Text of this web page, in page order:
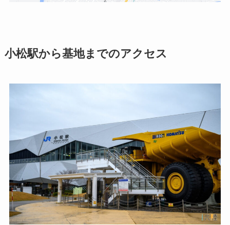
小松駅から基地までのアクセス